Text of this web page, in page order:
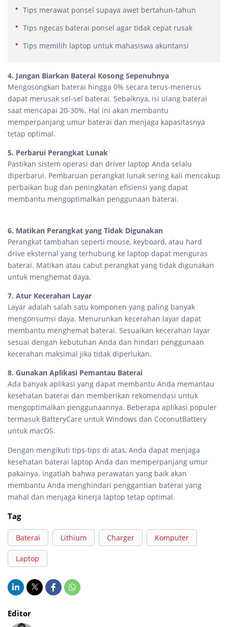
Tips merawat ponsel supaya awet bertahun-tahun
Tips ngecas baterai ponsel agar tidak cepat rusak
Tips memilih laptop untuk mahasiswa akuntansi
4. Jangan Biarkan Baterai Kosong Sepenuhnya
Mengosongkan baterai hingga 0% secara terus-menerus
dapat merusak sel-sel baterai. Sebaiknya, isi ulang baterai
saat mencapai 20-30%. Hal ini akan membantu
memperpanjang umur baterai dan menjaga kapasitasnya
tetap optimal.
5. Perbarui Perangkat Lunak
Pastikan sistem operasi dan driver laptop Anda selalu
diperbarui. Pembaruan perangkat lunak sering kali mencakup
perbaikan bug dan peningkatan efisiensi yang dapat
membantu mengoptimalkan penggunaan baterai.
6. Matikan Perangkat yang Tidak Digunakan
Perangkat tambahan seperti mouse, keyboard, atau hard
drive eksternal yang terhubung ke laptop dapat menguras
baterai. Matikan atau cabut perangkat yang tidak digunakan
untuk menghemat daya.
7. Atur Kecerahan Layar
Layar adalah salah satu komponen yang paling banyak
mengonsumsi daya. Menurunkan kecerahan layar dapat
membantu menghemat baterai. Sesuaikan kecerahan layar
sesuai dengan kebutuhan Anda dan hindari penggunaan
kecerahan maksimal jika tidak diperlukan.
8. Gunakan Aplikasi Pemantau Baterai
Ada banyak aplikasi yang dapat membantu Anda memantau
kesehatan baterai dan memberikan rekomendasi untuk
mengoptimalkan penggunaannya. Beberapa aplikasi populer
termasuk BatteryCare untuk Windows dan CoconutBattery
untuk macOS.
Dengan mengikuti tips-tips di atas, Anda dapat menjaga
kesehatan baterai laptop Anda dan memperpanjang umur
pakainya. Ingatlah bahwa perawatan yang baik akan
membantu Anda menghindari penggantian baterai yang
mahal dan menjaga kinerja laptop tetap optimal.
Tag
Baterai Lithium Charger Komputer
Laptop
Editor